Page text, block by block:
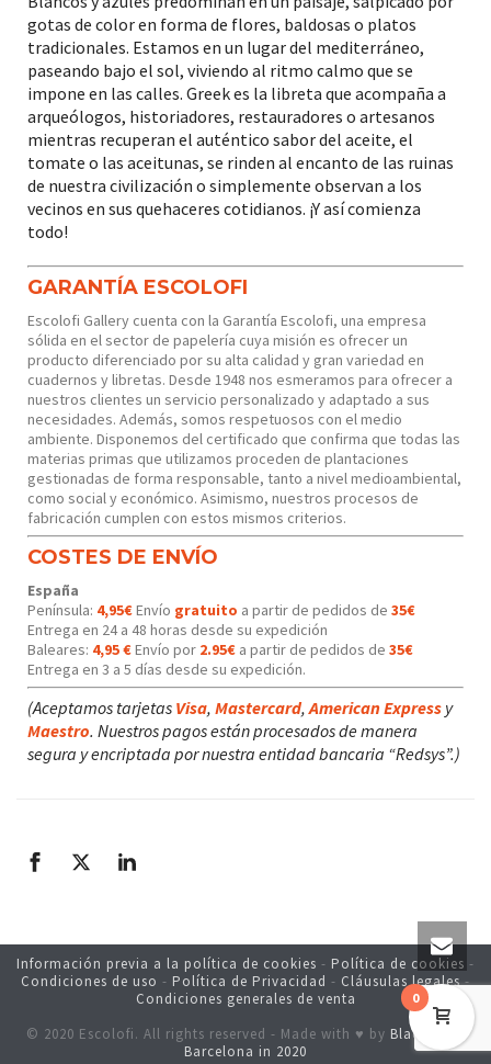
gotas de color en forma de flores, baldosas o platos
tradicionales. Estamos en un lugar del mediterráneo,
paseando bajo el sol, viviendo al ritmo calmo que se
impone en las calles. Greek es la libreta que acompaña a
arqueólogos, historiadores, restauradores o artesanos
mientras recuperan el auténtico sabor del aceite, el
tomate o las aceitunas, se rinden al encanto de las ruinas
de nuestra civilización o simplemente observan a los
vecinos en sus quehaceres cotidianos. ¡Y así comienza
todo!
GARANTÍA ESCOLOFI
Escolofi Gallery cuenta con la Garantía Escolofi, una empresa
sólida en el sector de papelería cuya misión es ofrecer un
producto diferenciado por su alta calidad y gran variedad en
cuadernos y libretas. Desde 1948 nos esmeramos para ofrecer a
nuestros clientes un servicio personalizado y adaptado a sus
necesidades. Además, somos respetuosos con el medio
ambiente. Disponemos del certificado que confirma que todas las
materias primas que utilizamos proceden de plantaciones
gestionadas de forma responsable, tanto a nivel medioambiental,
como social y económico. Asimismo, nuestros procesos de
fabricación cumplen con estos mismos criterios.
COSTES DE ENVÍO
España
Península: 4,95€Envío gratuito a partir de pedidos de 35€
Entrega en 24 a 48 horas desde su expedición
Baleares: 4,95 €Envío por 2.95€ a partir de pedidos de 35€
Entrega en 3 a 5 días desde su expedición.
(Aceptamos tarjetas Visa, Mastercard,American Express y
Maestro. Nuestros pagos están procesados de manera
segura y encriptada por nuestra entidad bancaria “Redsys”.)
Información previa a la política de cookies - Política de cookies -
Condiciones de uso - Política de Privacidad - Cláusulas legales-
Condiciones generales de venta
© 2020 Escolofi. All rights reserved - Made with ♥ by Blackstone
Barcelona in 2020
0